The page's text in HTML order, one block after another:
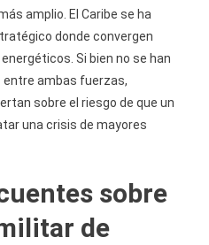
amplio. El Caribe se ha
donde convergen
Si bien no se han
ambas fuerzas,
sobre el riesgo de que un
una crisis de mayores
sobre
de